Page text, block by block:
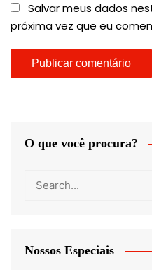
Salvar meus dados
próxima vez que eu
O que você procura?
Nossos Especiais